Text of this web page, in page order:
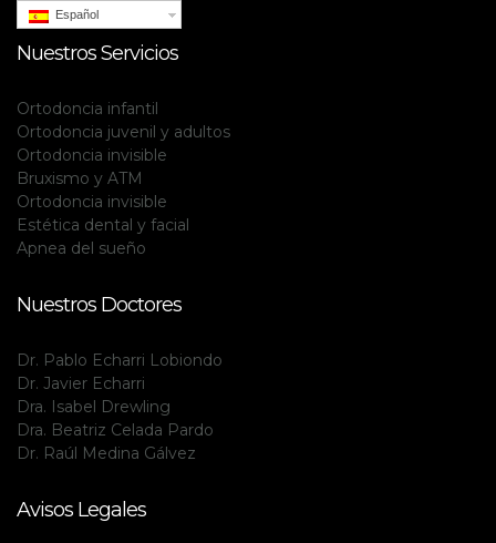
Español
Nuestros Servicios
Ortodoncia infantil
Ortodoncia juvenil y adultos
Ortodoncia invisible
Bruxismo y ATM
Ortodoncia invisible
Estética dental y facial
Apnea del sueño
Nuestros Doctores
Dr. Pablo Echarri Lobiondo
Dr. Javier Echarri
Dra. Isabel Drewling
Dra. Beatriz Celada Pardo
Dr. Raúl Medina Gálvez
Avisos Legales